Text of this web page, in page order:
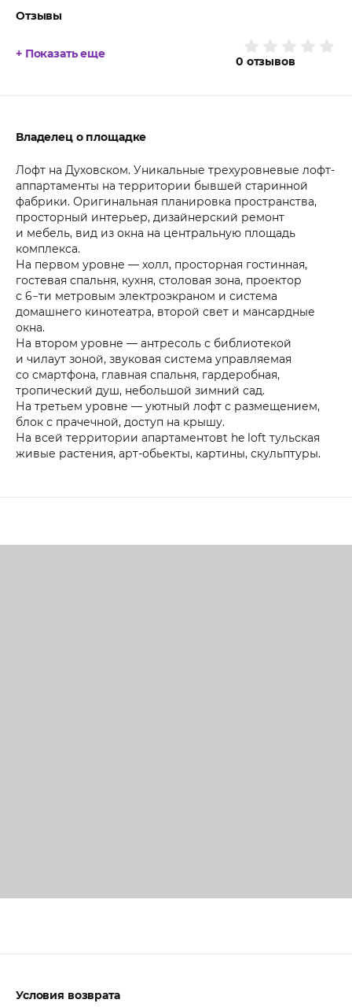
Отзывы
0 отзывов
+ Показать еще
Владелец о площадке
Лофт на Духовском. Уникальные трехуровневые лофт-
аппартаменты на территории бывшей старинной
фабрики. Оригинальная планировка пространства,
просторный интерьер, дизайнерский ремонт
и мебель, вид из окна на центральную площадь
комплекса.
На первом уровне — холл, просторная гостинная,
гостевая спальня, кухня, столовая зона, проектор
с 6−ти метровым электроэкраном и система
домашнего кинотеатра, второй свет и мансардные
окна.
На втором уровне — антресоль с библиотекой
и чилаут зоной, звуковая система управляемая
со смартфона, главная спальня, гардеробная,
тропический душ, небольшой зимний сад.
На третьем уровне — уютный лофт с размещением,
блок с прачечной, доступ на крышу.
На всей территории апартаментовt he loft тульская
живые растения, арт-обьекты, картины, скульптуры.
Условия возврата